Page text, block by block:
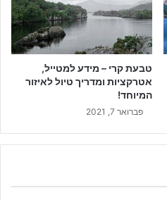
טבעת קרי – מידע למטייל,
אטרקציות ומדריך טיול לאיזור
המיוחד!
פברואר 7, 2021